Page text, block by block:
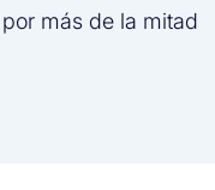
más de la mitad